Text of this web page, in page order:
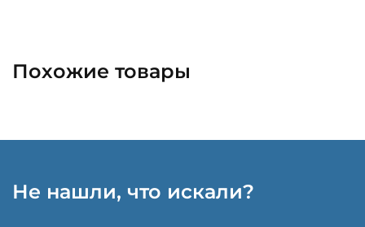
Похожие товары
Не нашли, что искали?